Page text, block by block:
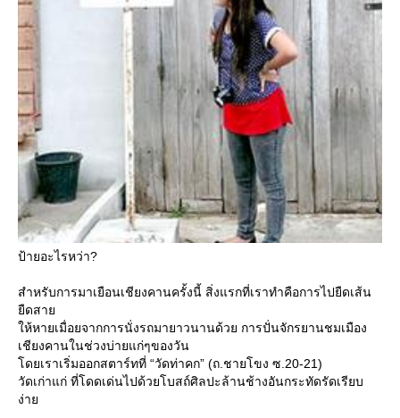
ป้ายอะไรหว่า?
สำหรับการมาเยือนเชียงคานครั้งนี้ สิ่งแรกที่เราทำคือการไปยืดเส้น
ืดสา
ห้หายเมื่อยจากการนั่งรถมายาวนานด้วย การปั่นจักรยานชมเมือง
เชียงคานในช่วงบ่ายแก่ๆของวัน
ดยเราเริ่มออกสตาร์ทที่ “วัดท่าคก” (ถ.ชายโขง ซ.20-21)
วัดเก่าแก่ ที่โดดเด่นไปด้วยโบสถ์ศิลปะล้านช้างอันกระทัดรัดเรียบ
ง่า